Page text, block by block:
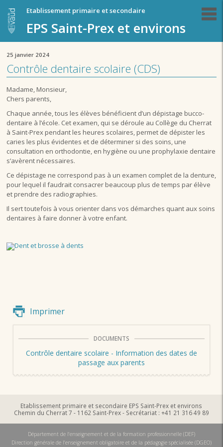
Etablissement primaire et secondaire
EPS Saint-Prex et environs
25 janvier 2024
Contrôle dentaire scolaire (CDS)
Madame, Monsieur,
Chers parents,
Chaque année, tous les élèves bénéficient d’un dépistage bucco-
dentaire à l’école. Cet examen, qui se déroule au Collège du Cherrat
à Saint-Prex pendant les heures scolaires, permet de dépister les
caries les plus évidentes et de déterminer si des soins, une
consultation en orthodontie, en hygiène ou une prophylaxie dentaire
s’avèrent nécessaires.
Ce dépistage ne correspond pas à un examen complet de la denture,
pour lequel il faudrait consacrer beaucoup plus de temps par élève
et prendre des radiographies.
Il sert toutefois à vous orienter dans vos démarches quant aux soins
dentaires à faire donner à votre enfant.
Imprimer
DOCUMENTS
Contrôle dentaire scolaire - Information des dates de
passage aux parents
Etablissement primaire et secondaire EPS Saint-Prex et environs
Chemin du Cherrat 7 - 1162 Saint-Prex - Secrétariat : +41 21 316 49 89
Département de l'enseignement et de la formation professionnelle (DEF)
Direction générale de l'enseignement obligatoire et de la pédagogie spécialisée (DGEO)